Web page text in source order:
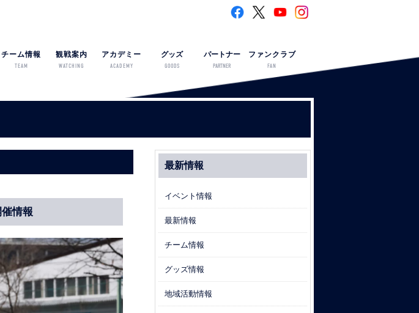
チーム情報
TEAM
観戦案内
WATCHING
アカデミー
ACADEMY
グッズ
GOODS
パートナー
PARTNER
ファンクラブ
FAN
情報
最新情報
イベント情報
最新情報
チーム情報
グッズ情報
地域活動情報